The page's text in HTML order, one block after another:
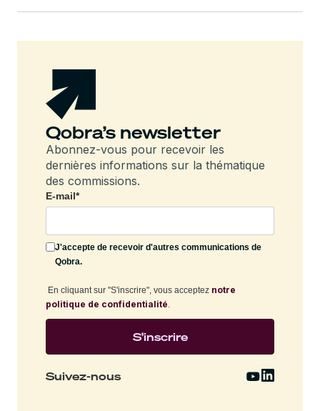
Qobra’s newsletter
Abonnez-vous pour recevoir les
dernières informations sur la thématique
des commissions.
E-mail*
J'accepte de recevoir d'autres communications de
Qobra.
En cliquant sur "S'inscrire", vous acceptez notre
politique de confidentialité.
Suivez-nous